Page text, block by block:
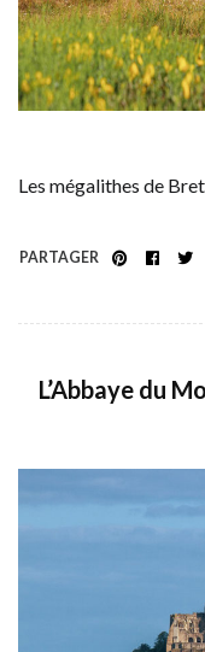
Les mégalithes de
PARTAGER
L’Abbaye du